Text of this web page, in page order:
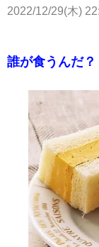
2022/12/29(木)
誰が食うんだ？